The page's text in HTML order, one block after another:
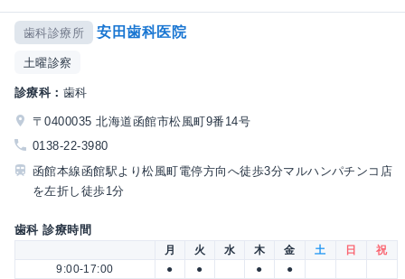
歯科診療所 安田歯科医院
土曜診察
診療科： 歯科
〒0400035 北海道函館市松風町9番14号
0138-22-3980
函館本線函館駅より松風町電停方向へ徒歩3分マルハンパチンコ店
を左折し徒歩1分
歯科 診療時間
月 火 水 木 金 土 日
祝
9:00-17:00
● ● ●
●